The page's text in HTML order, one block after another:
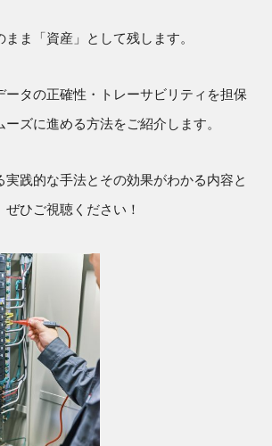
ま「資産」として残します。
ータの正確性・トレーサビリティを担保
ーズに進める方法をご紹介します。
実践的な手法とその効果がわかる内容と
ひご視聴ください！